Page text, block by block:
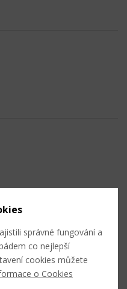
správné fungování a
co nejlepší
cookies můžete
o Cookies